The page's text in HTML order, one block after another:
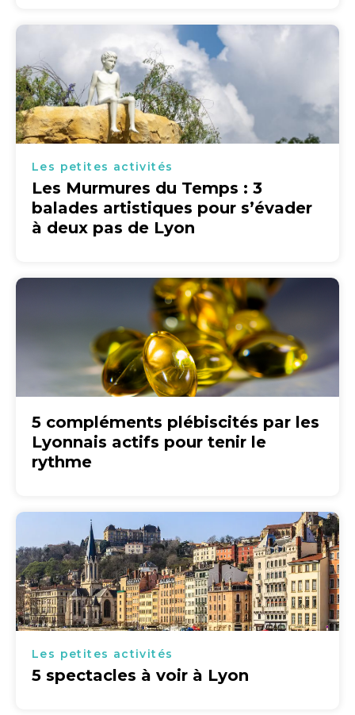
Les petites activités
Les Murmures du Temps : 3
balades artistiques pour s’évader
à deux pas de Lyon
5 compléments plébiscités par les
Lyonnais actifs pour tenir le
rythme
Les petites activités
5 spectacles à voir à Lyon